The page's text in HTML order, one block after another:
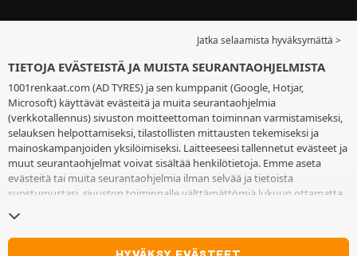
Jatka selaamista hyväksymättä >
TIETOJA EVÄSTEISTÄ JA MUISTA SEURANTAOHJELMISTA
1001renkaat.com (AD TYRES) ja sen kumppanit (Google, Hotjar,
Microsoft) käyttävät evästeitä ja muita seurantaohjelmia
(verkkotallennus) sivuston moitteettoman toiminnan varmistamiseksi,
selauksen helpottamiseksi, tilastollisten mittausten tekemiseksi ja
mainoskampanjoiden yksilöimiseksi. Laitteeseesi tallennetut evästeet ja
muut seurantaohjelmat voivat sisältää henkilötietoja. Emme aseta
evästeitä tai muita seurantaohjelmia ilman selvää ja tietoista
suostumustasi, sivuston toiminnalle välttämättömiä lukuun ottamatta.
milloin tahansa
hyväksymättä evästeitä tai muita seurantaohjelmia. Hylkääminen ei ole